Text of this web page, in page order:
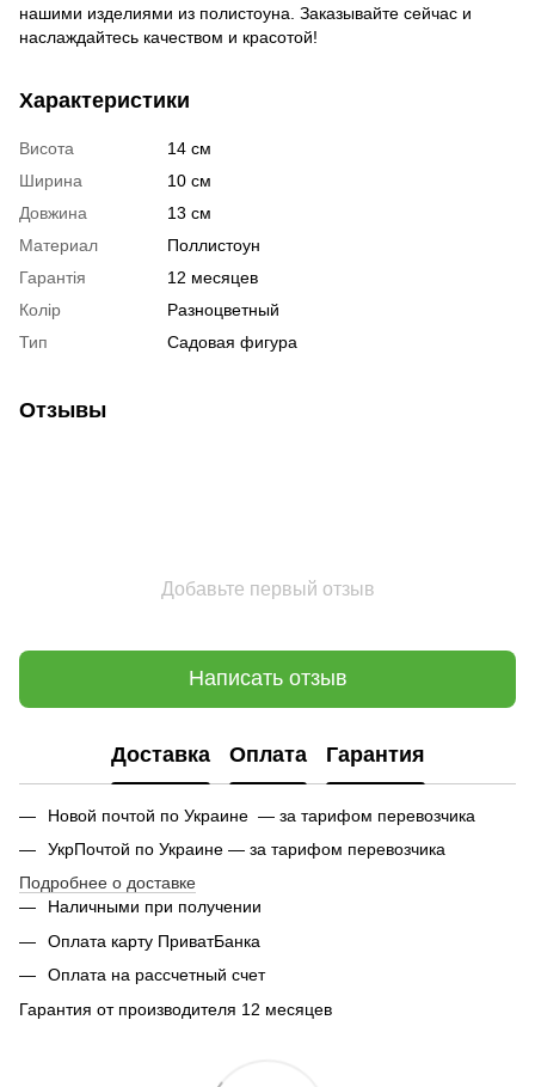
нашими изделиями из полистоуна. Заказывайте сейчас и
наслаждайтесь качеством и красотой!
Характеристики
Висота
14 см
Ширина
10 см
Довжина
13 см
Материал
Поллистоун
Гарантія
12 месяцев
Колір
Разноцветный
Тип
Садовая фигура
Отзывы
Добавьте первый отзыв
Написать отзыв
Доставка Оплата Гарантия
Новой почтой по Украине — за тарифом перевозчика
УкрПочтой по Украине — за тарифом перевозчика
Подробнее о доставке
Наличными при получении
Оплата карту ПриватБанка
Оплата на рассчетный счет
Гарантия от производителя 12 месяцев